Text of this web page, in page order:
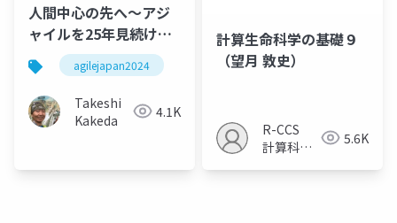
人間中心の先へ〜アジ
ャイルを25年見続けて
きた僕が目指すこれか
らの未来
agilejapan2024 agile459 生命システム
Takeshi
Kakeda
4.1K
計算生命科学の基礎９
（望月 敦史）
R-CCS
計算科学
5.6K